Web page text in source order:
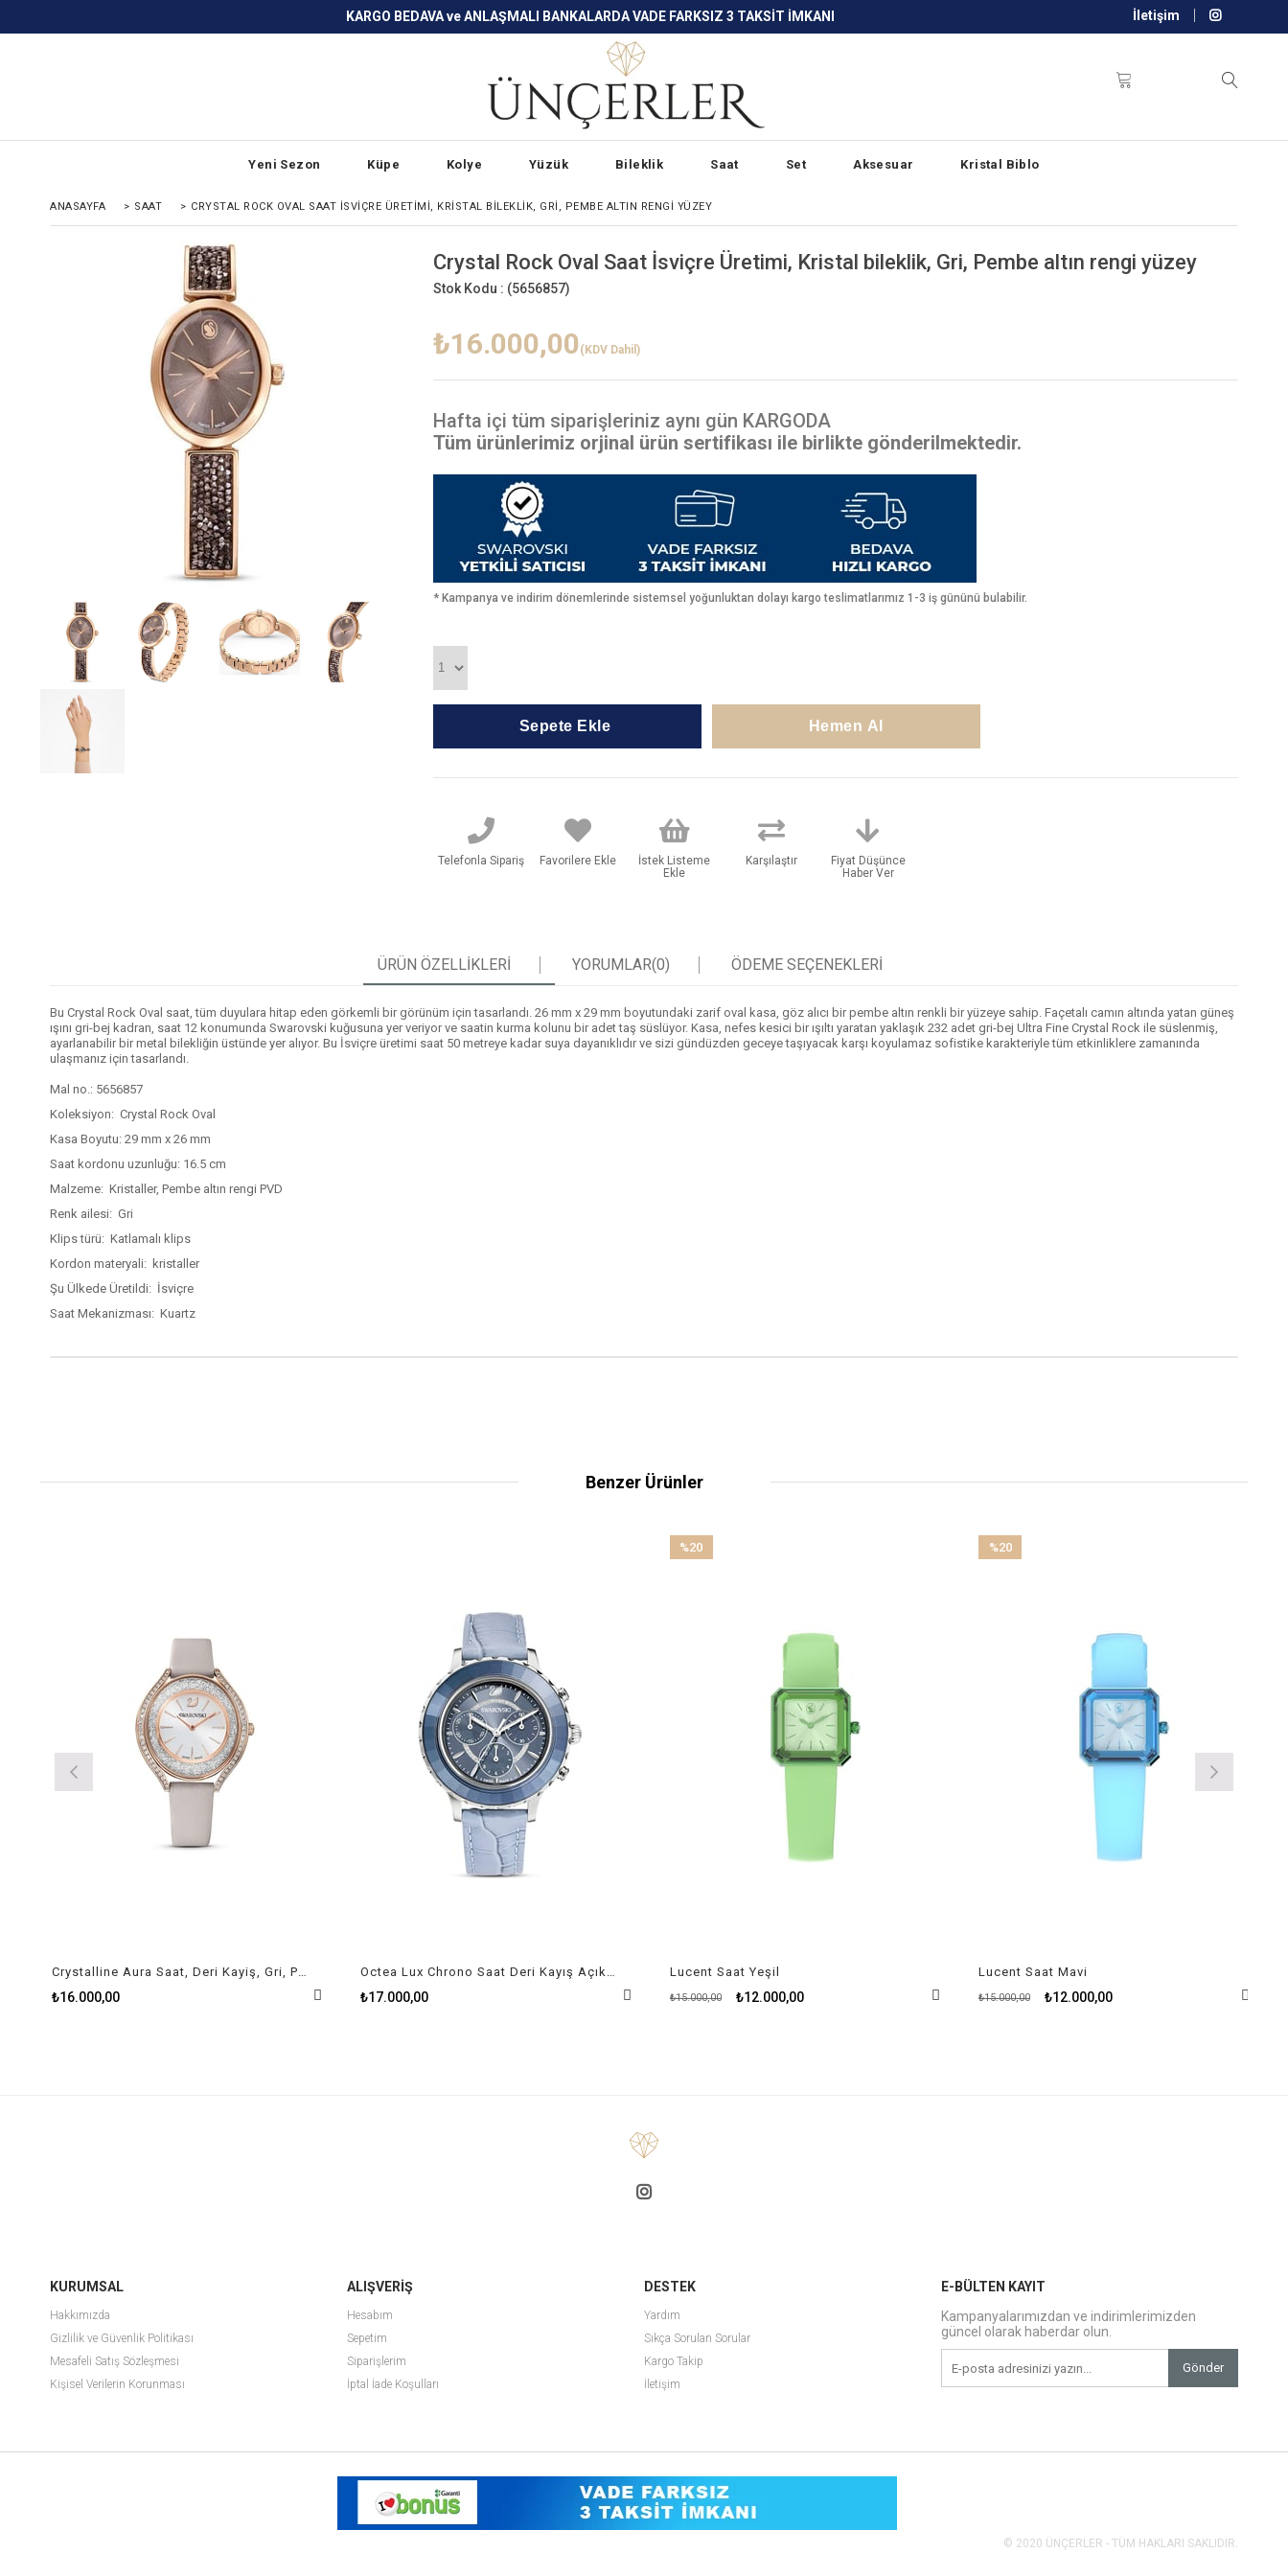
KARGO BEDAVA ve ANLAŞMALI BANKALARDA VADE FARKSIZ 3 TAKSİT İMKANI İletişim
Yeni Sezon Küpe Kolye Yüzük Bileklik Saat Set Aksesuar Kristal Biblo
ANASAYFA > SAAT > CRYSTAL ROCK OVAL SAAT İSVIÇRE ÜRETIMI, KRISTAL BILEKLIK, GRI, PEMBE ALTIN RENGI YÜZEY
Crystal Rock Oval Saat İsviçre Üretimi, Kristal bileklik, Gri, Pembe altın rengi yüzey
Stok Kodu : (5656857)
₺16.000,00 (KDV Dahil)
Hafta içi tüm siparişleriniz aynı gün KARGODA
Tüm ürünlerimiz orjinal ürün sertifikası ile birlikte gönderilmektedir.
* Kampanya ve indirim dönemlerinde sistemsel yoğunluktan dolayı kargo teslimatlarımız 1-3 iş gününü bulabilir.
Telefonla Sipariş Favorilere Ekle
İstek Listeme
Ekle
Karşılaştır
Fiyat Düşünce
Haber Ver
ÜRÜN ÖZELLIKLERI YORUMLAR(0) ÖDEME SEÇENEKLERI
Bu Crystal Rock Oval saat, tüm duyulara hitap eden görkemli bir görünüm için tasarlandı. 26 mm x 29 mm boyutundaki zarif oval kasa, göz alıcı bir pembe altın renkli bir yüzeye sahip. Façetalı camın altında yatan güneş
ışını gri-bej kadran, saat 12 konumunda Swarovski kuğusuna yer veriyor ve saatin kurma kolunu bir adet taş süslüyor. Kasa, nefes kesici bir ışıltı yaratan yaklaşık 232 adet gri-bej Ultra Fine Crystal Rock ile süslenmiş,
ayarlanabilir bir metal bilekliğin üstünde yer alıyor. Bu İsviçre üretimi saat 50 metreye kadar suya dayanıklıdır ve sizi gündüzden geceye taşıyacak karşı koyulamaz sofistike karakteriyle tüm etkinliklere zamanında
ulaşmanız için tasarlandı.
Mal no.: 5656857
Koleksiyon: Crystal Rock Oval
Kasa Boyutu: 29 mm x 26 mm
Saat kordonu uzunluğu: 16.5 cm
Malzeme: Kristaller, Pembe altın rengi PVD
Renk ailesi: Gri
Klips türü: Katlamalı klips
Kordon materyali: kristaller
Şu Ülkede Üretildi: İsviçre
Saat Mekanizması: Kuartz
Benzer Ürünler
Crystalline Aura Saat, Deri Kayiş, Gri, Pembe Altin Pvd Kaplama
₺16.000,00
Octea Lux Chrono Saat Deri Kayış Açık Mavi Paslanmaz Çelik
₺17.000,00
Lucent Saat Yeşil
₺12.000,00
₺15.000,00
%20
Lucent Saat Mavi
₺12.000,00
₺15.000,00
%20
KURUMSAL
Hakkımızda
Gizlilik ve Güvenlik Politikası
Mesafeli Satış Sözleşmesi
Kişisel Verilerin Korunması
ALIŞVERİŞ
Hesabım
Sepetim
Siparişlerim
İptal İade Koşulları
DESTEK
Yardım
Sıkça Sorulan Sorular
Kargo Takip
İletişim
E-BÜLTEN KAYIT
Kampanyalarımızdan ve indirimlerimizden
güncel olarak haberdar olun.
Gönder
© 2020 ÜNÇERLER - TÜM HAKLARI SAKLIDIR.